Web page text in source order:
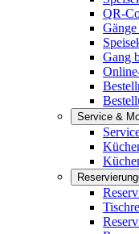
QR-
Gang
Service &